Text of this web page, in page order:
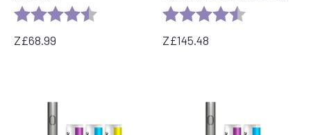
Rating: 4.7 out of 5 stars
Z£68.99
Rating:
Z£145.48